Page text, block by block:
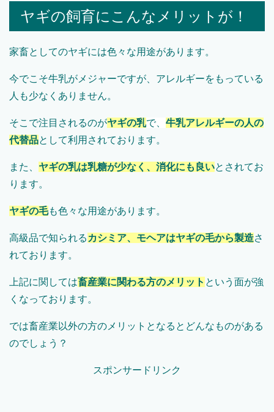
ヤギの飼育にこんなメリットが！
家畜としてのヤギには色々な用途があります。
今でこそ牛乳がメジャーですが、アレルギーをもっている
人も少なくありません。
そこで注目されるのがヤギの乳で、 牛乳アレルギーの人の
代替品として利用されております。
また、 ヤギの乳は乳糖が少なく、消化にも良いとされてお
ります。
ヤギの毛も色々な用途があります。
高級品で知られるカシミア、モヘアはヤギの毛から製造さ
れております。
上記に関しては畜産業に関わる方のメリット という面が強
くなっております。
では畜産業以外の方のメリットとなるとどんなものがある
のでしょう？
スポンサードリンク